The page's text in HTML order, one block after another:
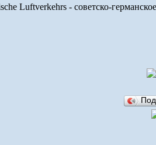
Luftverkehrs - советско-